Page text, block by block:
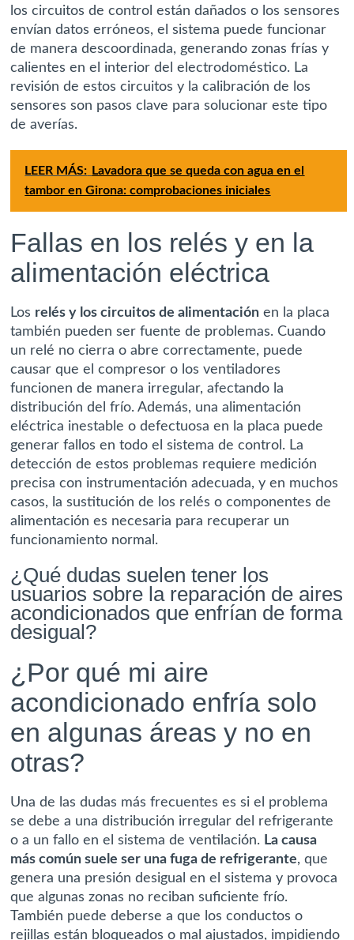
los circuitos de control están dañados o los sensores
envían datos erróneos, el sistema puede funcionar
de manera descoordinada, generando zonas frías y
calientes en el interior del electrodoméstico. La
revisión de estos circuitos y la calibración de los
sensores son pasos clave para solucionar este tipo
de averías.
LEER MÁS: Lavadora que se queda con agua en el
tambor en Girona: comprobaciones iniciales
Fallas en los relés y en la
alimentación eléctrica
Los relés y los circuitos de alimentación en la placa
también pueden ser fuente de problemas. Cuando
un relé no cierra o abre correctamente, puede
causar que el compresor o los ventiladores
funcionen de manera irregular, afectando la
distribución del frío. Además, una alimentación
eléctrica inestable o defectuosa en la placa puede
generar fallos en todo el sistema de control. La
detección de estos problemas requiere medición
precisa con instrumentación adecuada, y en muchos
casos, la sustitución de los relés o componentes de
alimentación es necesaria para recuperar un
funcionamiento normal.
¿Qué dudas suelen tener los
usuarios sobre la reparación de aires
acondicionados que enfrían de forma
desigual?
¿Por qué mi aire
acondicionado enfría solo
en algunas áreas y no en
otras?
Una de las dudas más frecuentes es si el problema
se debe a una distribución irregular del refrigerante
o a un fallo en el sistema de ventilación. La causa
más común suele ser una fuga de refrigerante, que
genera una presión desigual en el sistema y provoca
que algunas zonas no reciban suficiente frío.
También puede deberse a que los conductos o
rejillas están bloqueados o mal ajustados, impidiendo